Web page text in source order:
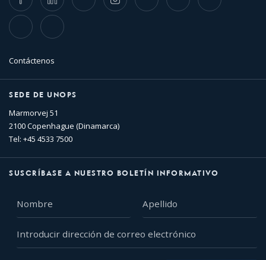
TikTok Flickr
Contáctenos
SEDE DE UNOPS
Marmorvej 51
2100 Copenhague (Dinamarca)
Tel: +45 4533 7500
SUSCRÍBASE A NUESTRO BOLETÍN INFORMATIVO
dirección